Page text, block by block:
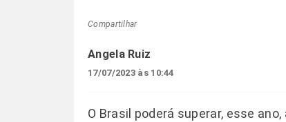
Compartilhar
Angela Ruiz
17/07/2023 às 10:44
O Brasil poderá superar, esse